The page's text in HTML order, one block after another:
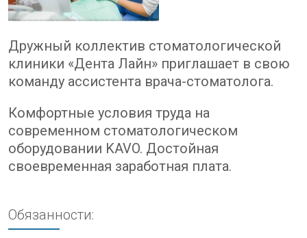
Дружный коллектив стоматологической
клиники «Дента Лайн» приглашает в свою
команду ассистента врача-стоматолога.
Комфортные условия труда на
современном стоматологическом
оборудовании KAVO. Достойная
своевременная заработная плата.
Обязанности: